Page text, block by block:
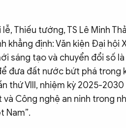
Thiếu tướng, TS Lê Minh
khẳng định:Văn kiện Đại hội
sáng tạo và chuyển đổi số
đưa đất nước bứt phá trong
thứ VIII, nhiệm kỳ 2025-2030
và Công nghệ an ninh trong
Nam”.